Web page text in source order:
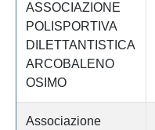
ASSOCIAZIONE
POLISPORTIVA
DILETTANTISTICA
ARCOBALENO
OSIMO
Associazione